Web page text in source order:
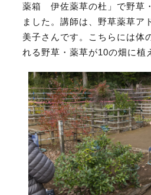
薬箱 伊佐薬草の杜」で野草
ました。講師は、野草薬草ア
美子さんです。
こちらには体
れる野草・薬草が10の畑に植